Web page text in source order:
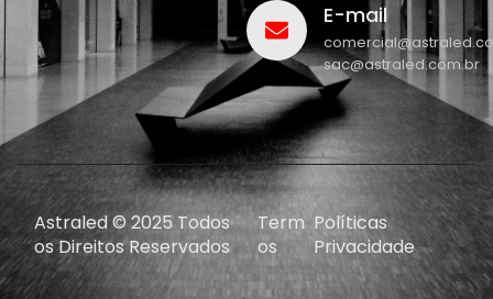
E-mail
sac@astraled.com.br
Astraled © 2025 Todos
os Direitos Reservados
Term
os
Políticas
Privacidade